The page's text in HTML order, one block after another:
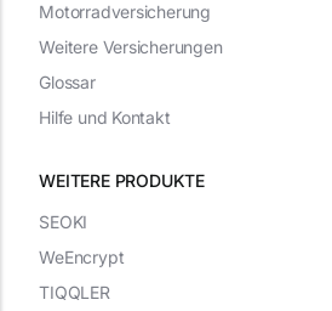
WEITERE PRODUKTE
Motorradversicherung
Weitere Versicherungen
Glossar
Hilfe und Kontakt
SEOKI
WeEncrypt
TIQQLER